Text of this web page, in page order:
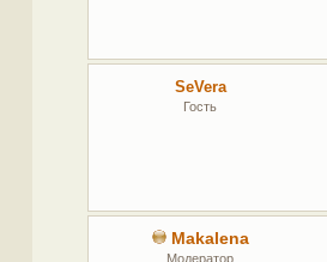
SeVera
Гость
Makalena
Модератор